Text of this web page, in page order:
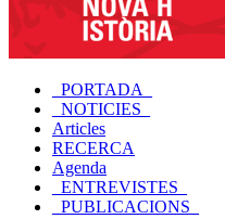
_PORTADA_
_NOTICIES_
Articles
RECERCA
Agenda
_ENTREVISTES_
_PUBLICACIONS_